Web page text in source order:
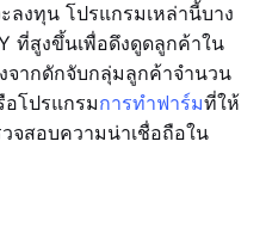
งทุน โปรแกรมเหล่านี้บาง
ที่สูงขึ้นเพื่อดึงดูดลูกค้าใน
จากดักจับกลุ่มลูกค้าจำนวน
โปรแกรมการทำฟาร์มที่ให้
จสอบความน่าเชื่อถือใน